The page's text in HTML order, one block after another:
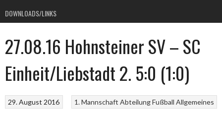
DOWNLOADS/LINKS
27.08.16 Hohnsteiner SV – SC
Einheit/Liebstadt 2. 5:0 (1:0)
1. Mannschaft Abteilung Fußball Allgemeines
29. August 2016